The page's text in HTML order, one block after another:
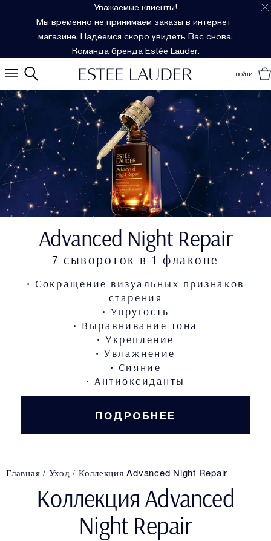
Уважаемые клиенты!
Мы временно не принимаем заказы в интернет-
магазине. Надеемся скоро увидеть Вас снова.
Команда бренда Estée Lauder.
ВОЙТИ
Advanced Night Repair
7 сывороток в 1 флаконе
• Сокращение визуальных признаков
старения
• Упругость
• Выравнивание тона
• Укрепление
• Увлажнение
• Сияние
• Антиоксиданты
ПОДРОБНЕЕ
Главная Уход Коллекция Advanced Night Repair
Коллекция Advanced
Night Repair